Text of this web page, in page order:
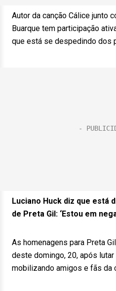
Autor da canção Cálice junto
Buarque tem participação
que está se despedindo dos
Luciano Huck diz que está
de Preta Gil: ‘Estou em
As homenagens para Preta
deste domingo, 20, após
mobilizando amigos e fãs da